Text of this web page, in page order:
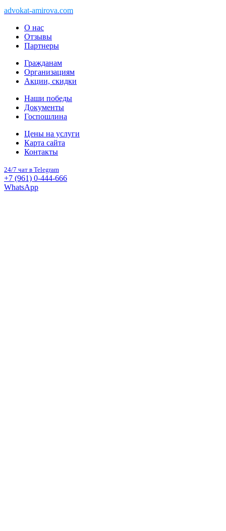
advokat-amirova.com
О нас
Отзывы
Партнеры
Гражданам
Организациям
Акции, скидки
Наши победы
Документы
Госпошлина
Цены на услуги
Карта сайта
Контакты
24/7 чат в Telegram
+7 (961) 0-444-666
WhatsApp